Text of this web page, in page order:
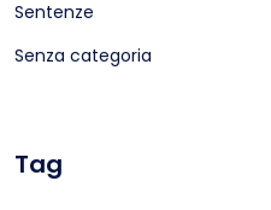
Sentenze
Senza categoria
Tag